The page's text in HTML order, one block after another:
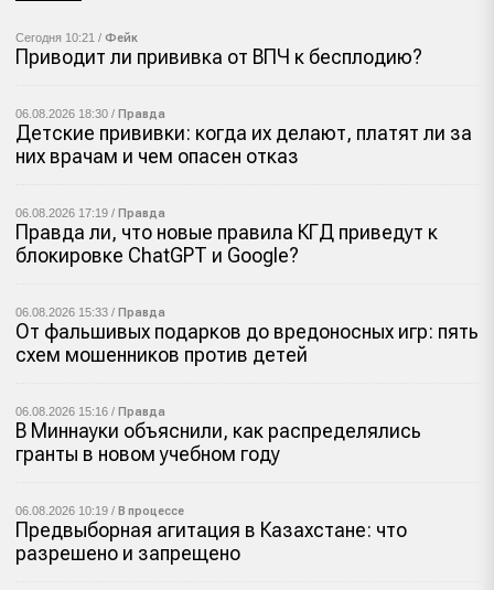
Сегодня 10:21 / Фейк
Приводит ли прививка от ВПЧ к бесплодию?
06.08.2026 18:30 / Правда
Детские прививки: когда их делают, платят ли за
них врачам и чем опасен отказ
06.08.2026 17:19 / Правда
Правда ли, что новые правила КГД приведут к
блокировке ChatGPT и Google?
06.08.2026 15:33 / Правда
От фальшивых подарков до вредоносных игр: пять
схем мошенников против детей
06.08.2026 15:16 / Правда
В Миннауки объяснили, как распределялись
гранты в новом учебном году
06.08.2026 10:19 / В процессе
Предвыборная агитация в Казахстане: что
разрешено и запрещено